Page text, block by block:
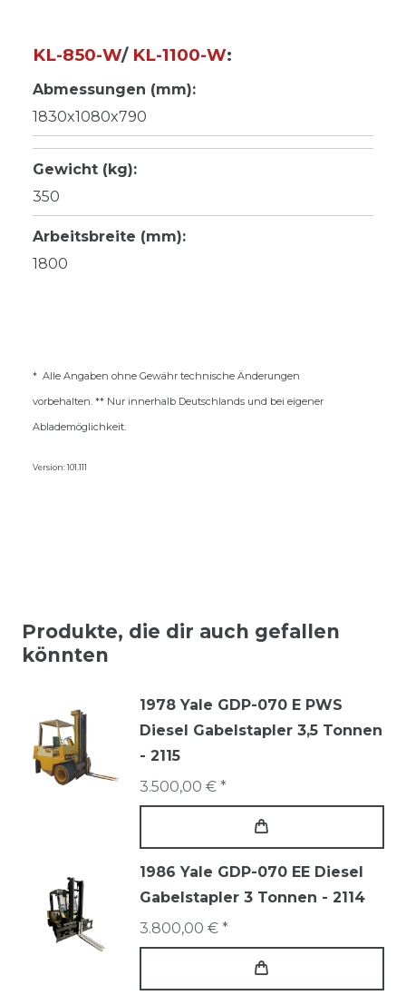
KL-850-W/ KL-1100-W:
Abmessungen (mm):
1830x1080x790
Gewicht (kg):
350
Arbeitsbreite (mm):
1800
* Alle Angaben ohne Gewähr technische Änderungen
vorbehalten. ** Nur innerhalb Deutschlands und bei eigener
Ablademöglichkeit.
Version: 101.111
Produkte, die dir auch gefallen
könnten
1978 Yale GDP-070 E PWS
Diesel Gabelstapler 3,5 Tonnen
- 2115
3.500,00 € *
1986 Yale GDP-070 EE Diesel
Gabelstapler 3 Tonnen - 2114
3.800,00 € *